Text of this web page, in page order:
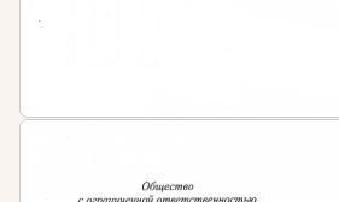
Кому необходимо пройти
подразделений
центральных заводских
контроля.